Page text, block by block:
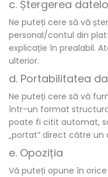
c. Ștergerea
Ne puteți cere să vă
personal/contul din
explicație în prealabil.
ulterior.
d. Portabilitatea
Ne puteți cere să vă
într-un format
poate fi citit automat,
„portat” direct către
e. Opoziția
Vă puteți opune în